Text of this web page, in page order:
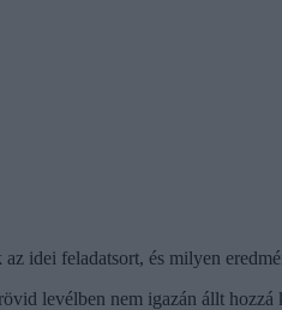
idei feladatsort, és milyen
levélben nem igazán állt